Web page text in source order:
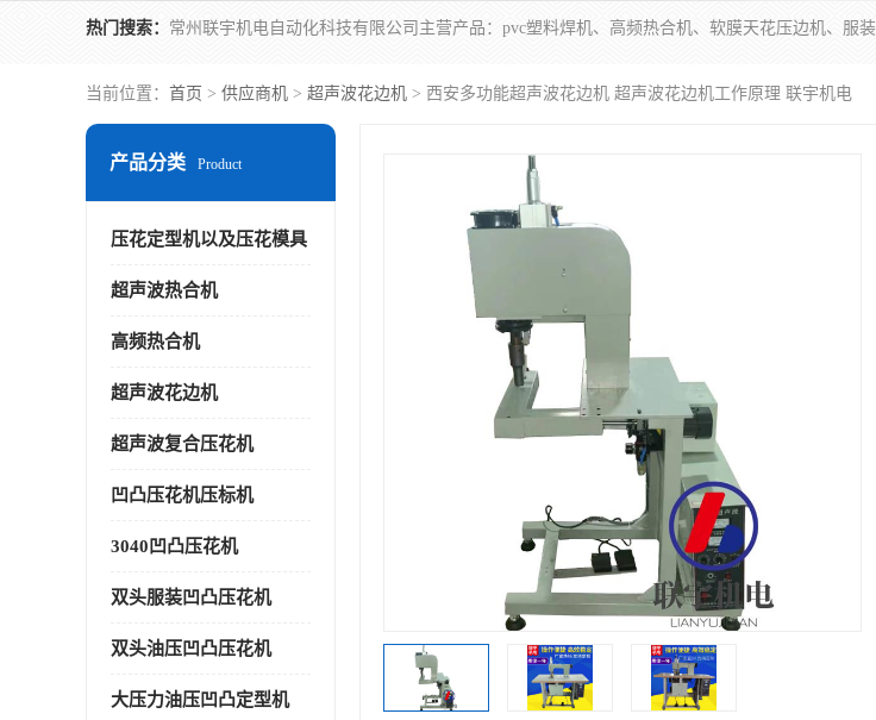
热门搜索：
当前位置： 首页 > 供应商机 > 超声波花边机 > 西安多功能超声波花边机 超声波花边机工作原理 联宇机电
产品分类 Product
压花定型机以及压花模具
超声波热合机
高频热合机
超声波花边机
超声波复合压花机
凹凸压花机压标机
3040凹凸压花机
双头服装凹凸压花机
双头油压凹凸压花机
大压力油压凹凸定型机